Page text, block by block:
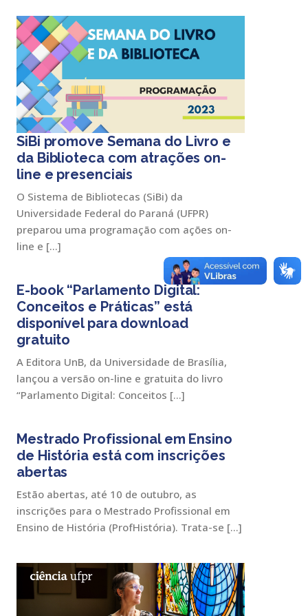
SiBi promove Semana do Livro e
da Biblioteca com atrações on-
line e presenciais
O Sistema de Bibliotecas (SiBi) da
Universidade Federal do Paraná (UFPR)
preparou uma programação com ações on-
line e […]
E-book “Parlamento Digital:
Conceitos e Práticas” está
disponível para download
gratuito
A Editora UnB, da Universidade de Brasília,
lançou a versão on-line e gratuita do livro
“Parlamento Digital: Conceitos […]
Mestrado Profissional em Ensino
de História está com inscrições
abertas
Estão abertas, até 10 de outubro, as
inscrições para o Mestrado Profissional em
Ensino de História (ProfHistória). Trata-se […]